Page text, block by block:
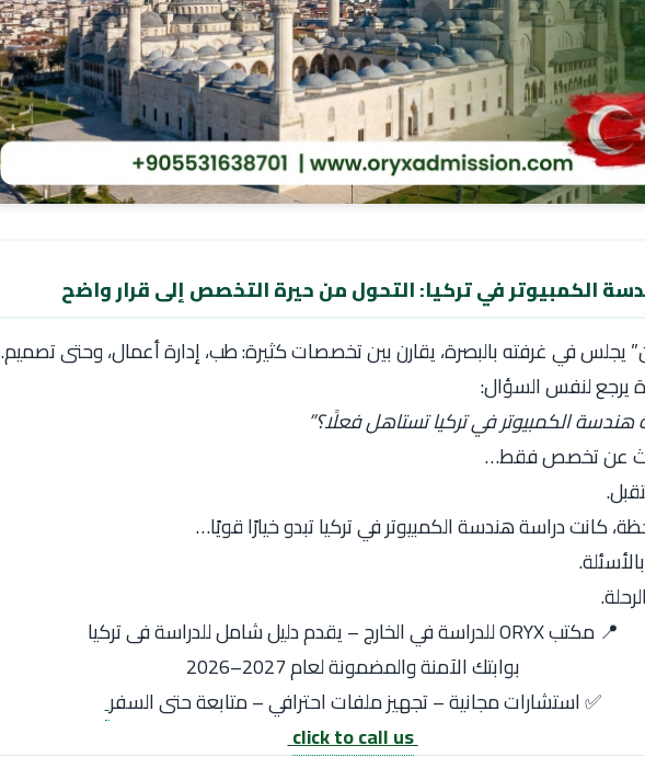
الكمبيوتر في تركيا: التحول من حيرة التخصص إلى قرار واضح
يجلس في غرفته بالبصرة، يقارن بين تخصصات كثيرة: طب، إدارة أعمال، وحتى تصميم.
يرجع لنفس السؤال:
الكمبيوتر في تركيا تستاهل فعلًا؟”
عن تخصص فقط…
كانت دراسة هندسة الكمبيوتر في تركيا تبدو خيارًا قويًا…
📍 مكتب ORYX للدراسة في الخارج – يقدم دليل شامل للدراسة فى تركيا
بوابتك الآمنة والمضمونة لعام 2027–2026
✅ استشارات مجانية – تجهيز ملفات احترافي – متابعة حتى السفر
click to call us